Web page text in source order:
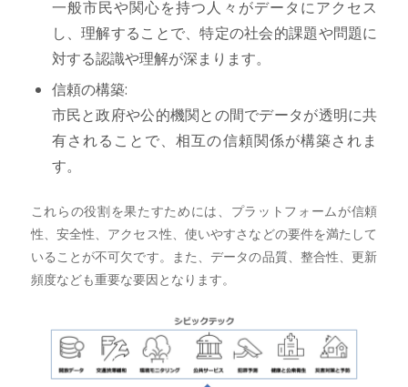
一般市民や関心を持つ人々がデータにアクセス
し、理解することで、特定の社会的課題や問題に
対する認識や理解が深まります。
信頼の構築:
市民と政府や公的機関との間でデータが透明に共
有されることで、相互の信頼関係が構築されま
す。
これらの役割を果たすためには、プラットフォームが信頼
性、安全性、アクセス性、使いやすさなどの要件を満たして
いることが不可欠です。また、データの品質、整合性、更新
頻度なども重要な要因となります。